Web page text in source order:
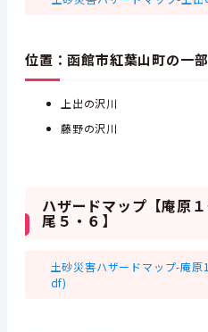
位置：函館市紅葉山町の一部
上出の沢川
藤野の沢川
ハザードマップ【庵原
尾５・６】
土砂災害ハザードマップ-庵
df)